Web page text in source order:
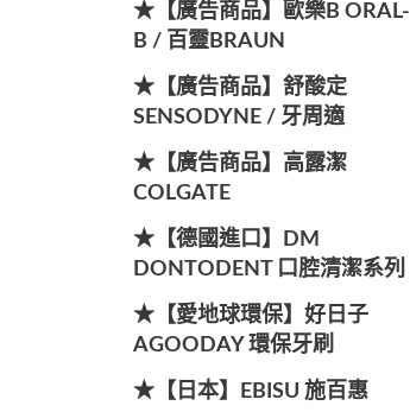
★【廣告商品】歐樂B ORAL-
B / 百靈BRAUN
★【廣告商品】舒酸定
SENSODYNE / 牙周適
★【廣告商品】高露潔
COLGATE
★【德國進口】DM
DONTODENT 口腔清潔系列
★【愛地球環保】好日子
AGOODAY 環保牙刷
★【日本】EBISU 施百惠